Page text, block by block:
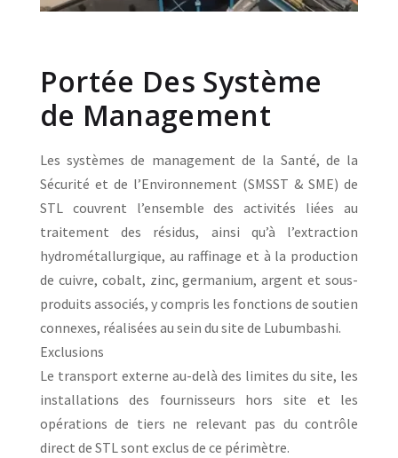
Portée Des Système
de Management
Les systèmes de management de la Santé, de la
Sécurité et de l’Environnement (SMSST & SME) de
STL couvrent l’ensemble des activités liées au
traitement des résidus, ainsi qu’à l’extraction
hydrométallurgique, au raffinage et à la production
de cuivre, cobalt, zinc, germanium, argent et sous-
produits associés, y compris les fonctions de soutien
connexes, réalisées au sein du site de Lubumbashi.
Exclusions
Le transport externe au-delà des limites du site, les
installations des fournisseurs hors site et les
opérations de tiers ne relevant pas du contrôle
direct de STL sont exclus de ce périmètre.